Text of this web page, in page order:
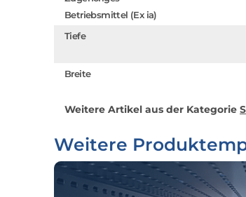
Betriebsmittel (Ex ia)
Tiefe
Breite
Weitere Artikel aus der Kategorie
Weitere